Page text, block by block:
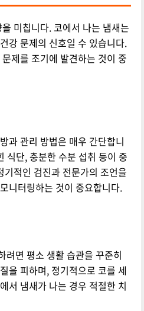
미칩니다. 코에서 나는 냄새는
강 문제의 신호일 수 있습니다.
제를 조기에 발견하는 것이 중
과 관리 방법은 매우 간단합니
식단, 충분한 수분 섭취 등이 중
적인 검진과 전문가의 조언을
니터링하는 것이 중요합니다.
려면 평소 생활 습관을 꾸준히
을 피하며, 정기적으로 코를 세
서 냄새가 나는 경우 적절한 치